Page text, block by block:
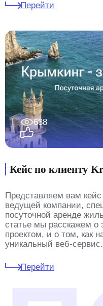
Перейти
688
Кейс по клиенту
Представляем вам
ведущей компании,
посуточной аренде
статье мы расскажем о
проектом, и о том, как
уникальный веб-сервис.
Перейти